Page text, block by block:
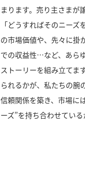
まります。売り主さまが
「どうすればそのニー
の市場価値や、先々に掛
での収益性…など、あら
ストーリーを組み立てま
られるかが、私たちの腕
信頼関係を築き、市場に
ーズ”を持ち合わせている